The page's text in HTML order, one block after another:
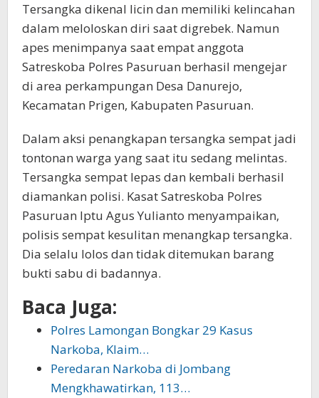
Tersangka dikenal licin dan memiliki kelincahan
dalam meloloskan diri saat digrebek. Namun
apes menimpanya saat empat anggota
Satreskoba Polres Pasuruan berhasil mengejar
di area perkampungan Desa Danurejo,
Kecamatan Prigen, Kabupaten Pasuruan.
Dalam aksi penangkapan tersangka sempat jadi
tontonan warga yang saat itu sedang melintas.
Tersangka sempat lepas dan kembali berhasil
diamankan polisi. Kasat Satreskoba Polres
Pasuruan Iptu Agus Yulianto menyampaikan,
polisis sempat kesulitan menangkap tersangka.
Dia selalu lolos dan tidak ditemukan barang
bukti sabu di badannya.
Baca Juga:
Polres Lamongan Bongkar 29 Kasus
Narkoba, Klaim…
Peredaran Narkoba di Jombang
Mengkhawatirkan, 113…